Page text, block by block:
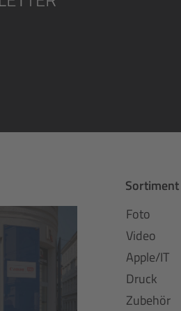
Sortiment
Foto
Video
Apple/IT
Druck
Zubehör